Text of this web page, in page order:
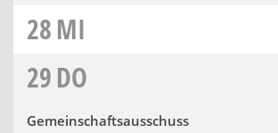
28MI
29DO
Gemeinschaftsausschuss